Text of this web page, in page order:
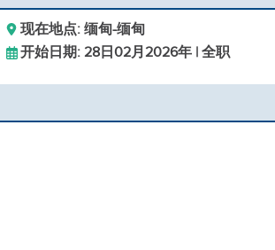
现在地点: 缅甸-缅甸
开始日期: 28日02月2026年 | 全职